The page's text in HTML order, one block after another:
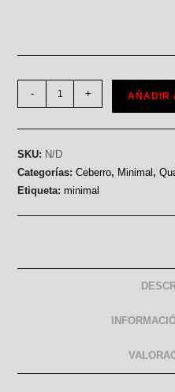
- + AÑADIR
SKU: N/D
Categorías:Ceberro, Minimal ,
Etiqueta:minimal